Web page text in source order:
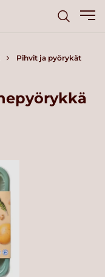
Pihvit ja pyörykät